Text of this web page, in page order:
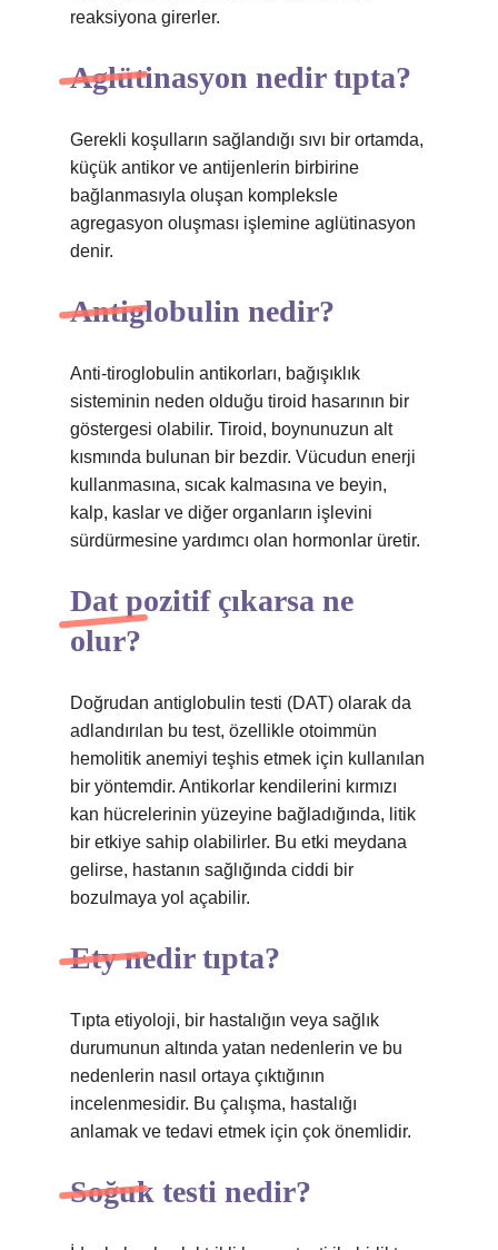
reaksiyona girerler.
Aglütinasyon nedir tıpta?
Gerekli koşulların sağlandığı sıvı bir ortamda,
küçük antikor ve antijenlerin birbirine
bağlanmasıyla oluşan kompleksle
agregasyon oluşması işlemine aglütinasyon
denir.
Antiglobulin nedir?
Anti-tiroglobulin antikorları, bağışıklık
sisteminin neden olduğu tiroid hasarının bir
göstergesi olabilir. Tiroid, boynunuzun alt
kısmında bulunan bir bezdir. Vücudun enerji
kullanmasına, sıcak kalmasına ve beyin,
kalp, kaslar ve diğer organların işlevini
sürdürmesine yardımcı olan hormonlar üretir.
Dat pozitif çıkarsa ne
olur?
Doğrudan antiglobulin testi (DAT) olarak da
adlandırılan bu test, özellikle otoimmün
hemolitik anemiyi teşhis etmek için kullanılan
bir yöntemdir. Antikorlar kendilerini kırmızı
kan hücrelerinin yüzeyine bağladığında, litik
bir etkiye sahip olabilirler. Bu etki meydana
gelirse, hastanın sağlığında ciddi bir
bozulmaya yol açabilir.
Ety nedir tıpta?
Tıpta etiyoloji, bir hastalığın veya sağlık
durumunun altında yatan nedenlerin ve bu
nedenlerin nasıl ortaya çıktığının
incelenmesidir. Bu çalışma, hastalığı
anlamak ve tedavi etmek için çok önemlidir.
Soğuk testi nedir?